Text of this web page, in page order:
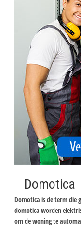
Domotica
Domotica is de term
domotica worden
om de woning te